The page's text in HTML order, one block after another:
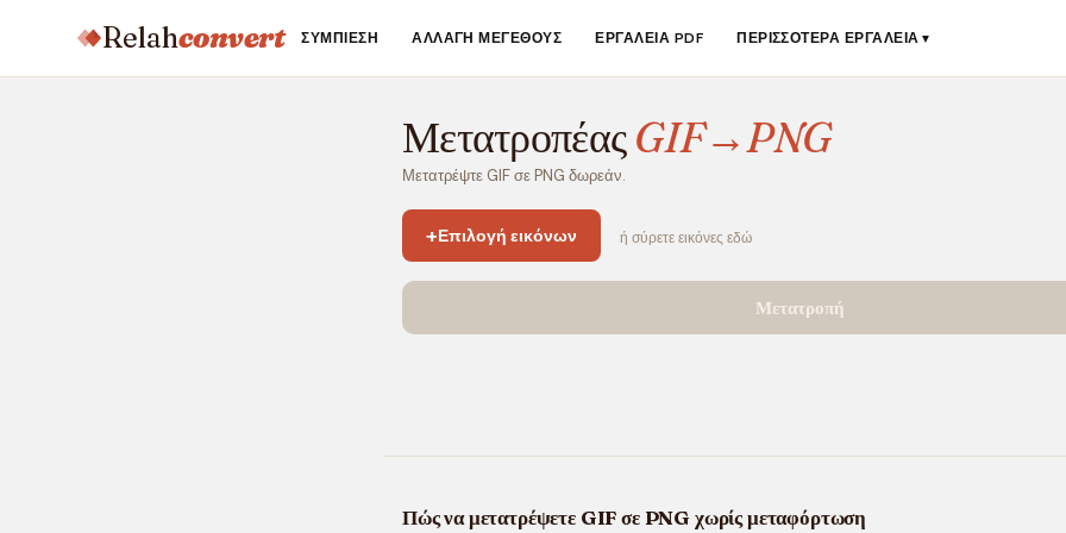
Relahconvert ΣΥΜΠΊΕΣΗ ΑΛΛΑΓΉ ΜΕΓΈΘΟΥΣ ΕΡΓΑΛΕΊΑ PDF ΠΕΡΙΣΣΌΤΕΡΑ ΕΡΓΑΛΕΊΑ ▼
ΜετατροπέαςGIF→PNG
Μετατρέψτε GIF σε PNG δωρεάν.
+Επιλογή εικόνων ή σύρετε εικόνες εδώ
Μετατροπή
Πώς να μετατρέψετε GIF σε PNG χωρίς μεταφόρτωση